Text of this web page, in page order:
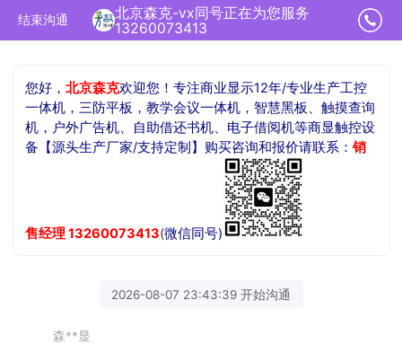
结束沟通
北京森克-vx同号正在为您服务
13260073413
您好，北京森克欢迎您！专注商业显示12年/专业生产工控
一体机，三防平板，教学会议一体机，智慧黑板、触摸查询
机，户外广告机、自助借还书机、电子借阅机等商显触控设
备【源头生产厂家/支持定制】购买咨询和报价请联系：销
售经理13260073413(微信同号)
2026-08-07 23:43:39 开始沟通
森**显